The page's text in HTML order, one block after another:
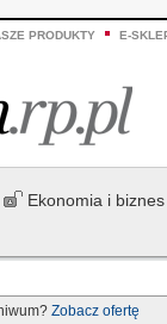
PRODUKTY E-
Ekonomia i biznes
Zobacz ofertę